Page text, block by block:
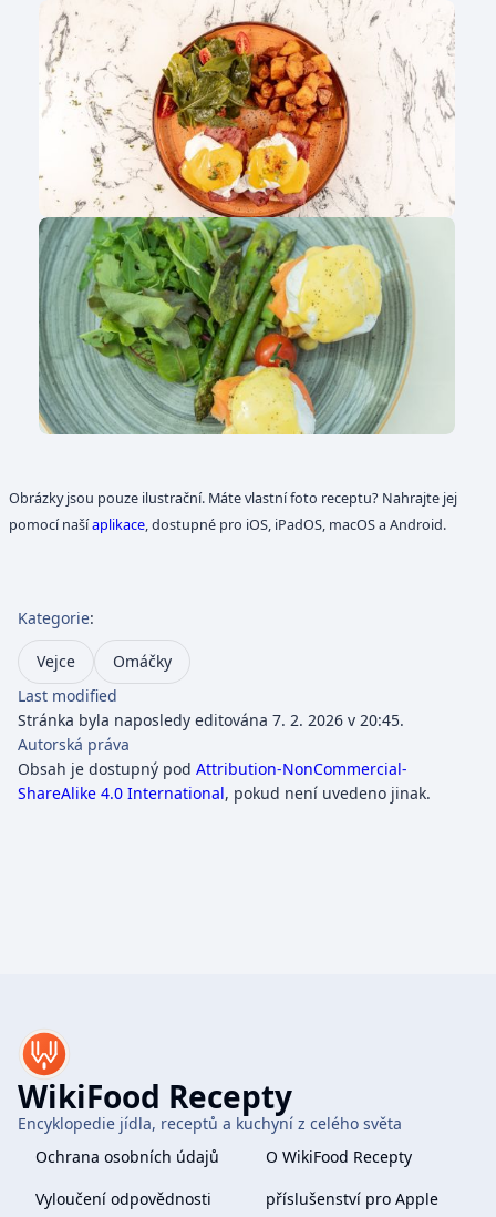
Obrázky jsou pouze ilustrační. Máte vlastní foto receptu? Nahrajte jej
pomocí našíaplikace , dostupné pro iOS, iPadOS, macOS a Android.
Kategorie:
Vejce
Omáčky
Last modified
Stránka byla naposledy editována 7. 2. 2026 v 20:45.
Autorská práva
Obsah je dostupný pod Attribution-NonCommercial-
ShareAlike 4.0 International, pokud není uvedeno jinak.
WikiFood Recepty
Encyklopedie jídla, receptů a kuchyní z celého světa
Ochrana osobních údajů
O WikiFood Recepty
Vyloučení odpovědnosti
příslušenství pro Apple